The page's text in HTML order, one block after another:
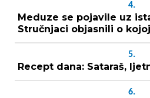
4.
Meduze se pojavile uz
Stručnjaci objasnili o
5.
Recept dana: Sataraš,
6.